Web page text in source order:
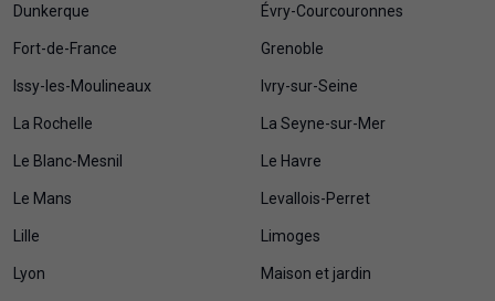
Dunkerque Évry-Courcouronnes
Fort-de-France Grenoble
Issy-les-Moulineaux Ivry-sur-Seine
La Rochelle La Seyne-sur-Mer
Le Blanc-Mesnil Le Havre
Le Mans Levallois-Perret
Lille Limoges
Lyon Maison et jardin